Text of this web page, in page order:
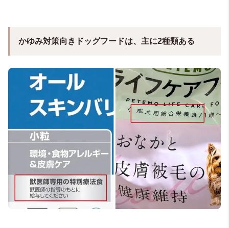
かゆみ対策向きドッグフードは、主に2種類ある